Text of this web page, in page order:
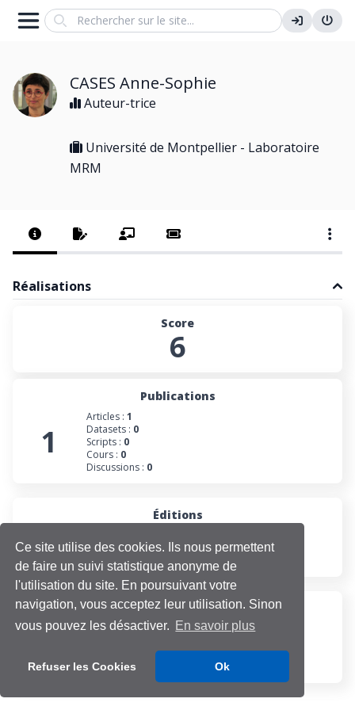
Ce site utilise des cookies. Ils nous permettent
de faire un suivi statistique anonyme de
l'utilisation du site. En poursuivant votre
navigation, vous acceptez leur utilisation. Sinon
vous pouvez les désactiver. En savoir plus
Refuser les Cookies Ok
Search
CASES Anne-Sophie
Auteur-trice
Université de Montpellier - Laboratoire
MRM
Réalisations
Score
6
Publications
1
Articles : 1
Datasets : 0
Scripts : 0
Cours : 0
Discussions : 0
Éditions
0
Collections :0
Projets :0
Participations
Évaluations :0
Discussions :